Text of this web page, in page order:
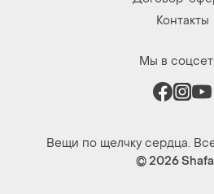
Контакты
Мы в
Вещи по щелчку сердца.
© 2026